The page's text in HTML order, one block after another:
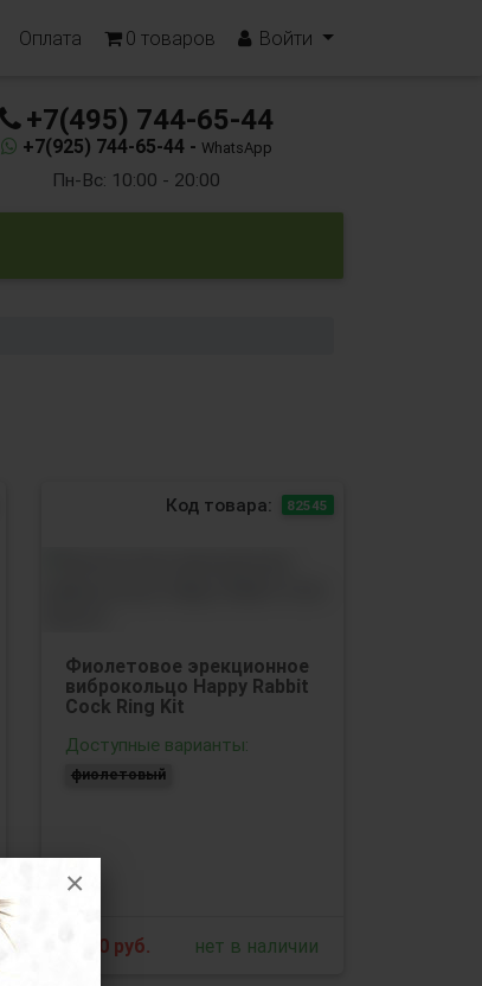
×
Оплата 0 товаров Войти
+7(495) 744-65-44
+7(925) 744-65-44 - WhatsApp
Пн-Вс: 10:00 - 20:00
Код товара: 82545
Фиолетовое эрекционное
виброкольцо Happy Rabbit
Cock Ring Kit
Доступные варианты:
фиолетовый
6740руб. нет в наличии